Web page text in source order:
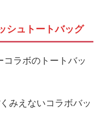
シュトートバッグ
ラボのトートバッ
みえないコラボバッ